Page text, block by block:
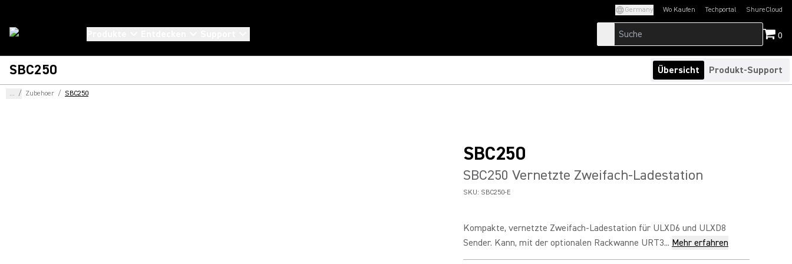
Germany Wo Kaufen Techportal
(Opens in a new tab)ShureCloud
(Opens in a new
0
SBC250 Übersicht Produkt-Support
... / Zubehoer / SBC250
SBC250
SBC250 Vernetzte Zweifach-Ladestation
SKU: SBC250-E
Kompakte, vernetzte Zweifach-Ladestation für ULXD6 und ULXD8
Sender. Kann, mit der optionalen Rackwanne URT3... Mehr erfahren